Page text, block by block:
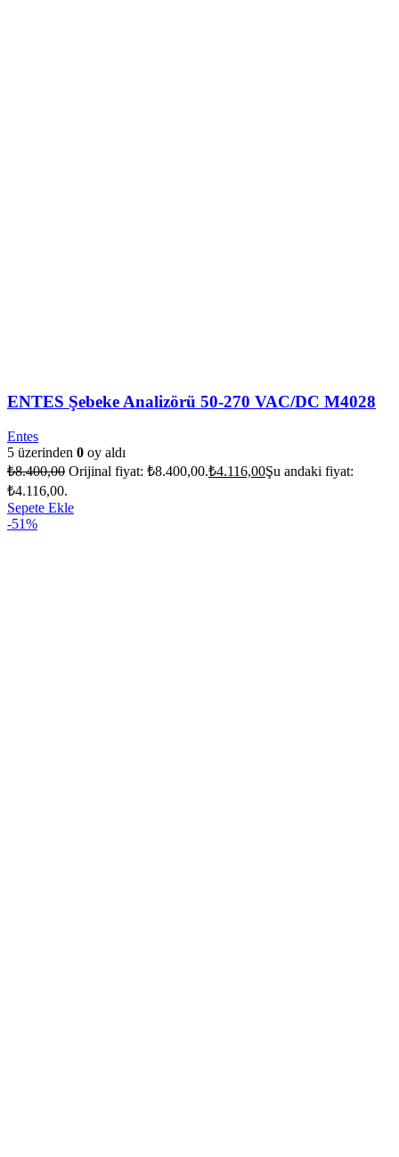
ENTES Şebeke Analizörü 50-270 VAC/DC M4028
Entes
5 üzerinden 0 oy aldı
₺8.400,00 Orijinal fiyat: ₺8.400,00.₺4.116,00Şu andaki fiyat:
₺4.116,00.
Sepete Ekle
-51%